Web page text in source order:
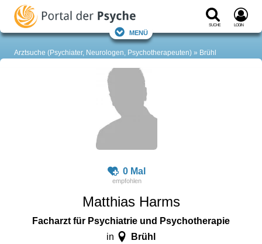
Suche Login
Menü
Arztsuche (Psychiater, Neurologen, Psychotherapeuten) Brühl
0 Mal
Matthias Harms
Facharzt für Psychiatrie und Psychotherapie
in Brühl